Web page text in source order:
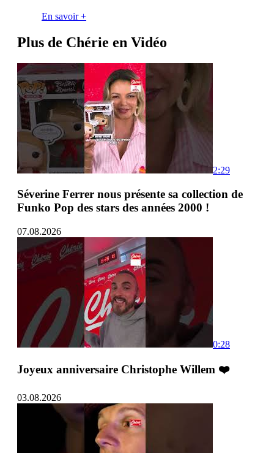
En savoir +
Plus de Chérie en Vidéo
2:29
Séverine Ferrer nous présente sa collection de
Funko Pop des stars des années 2000 !
07.08.2026
0:28
Joyeux anniversaire Christophe Willem ❤️
03.08.2026